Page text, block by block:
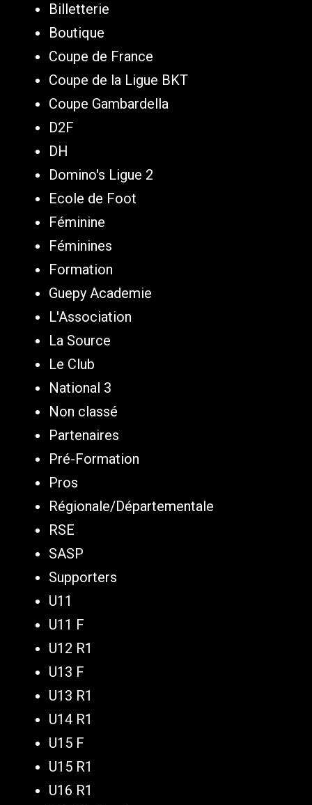
Billetterie
Boutique
Coupe de France
Coupe de la Ligue BKT
Coupe Gambardella
D2F
DH
Domino's Ligue 2
Ecole de Foot
Féminine
Féminines
Formation
Guepy Academie
L'Association
La Source
Le Club
National 3
Non classé
Partenaires
Pré-Formation
Pros
Régionale/Départementale
RSE
SASP
Supporters
U11
U11 F
U12 R1
U13 F
U13 R1
U14 R1
U15 F
U15 R1
U16 R1